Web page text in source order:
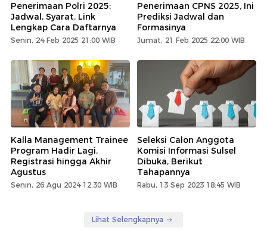
Penerimaan Polri 2025:
Jadwal, Syarat, Link
Lengkap Cara Daftarnya
Senin, 24 Feb 2025 21:00 WIB
Penerimaan CPNS 2025, Ini
Prediksi Jadwal dan
Formasinya
Jumat, 21 Feb 2025 22:00 WIB
Kalla Management Trainee
Program Hadir Lagi,
Registrasi hingga Akhir
Agustus
Senin, 26 Agu 2024 12:30 WIB
Seleksi Calon Anggota
Komisi Informasi Sulsel
Dibuka, Berikut
Tahapannya
Rabu, 13 Sep 2023 18:45 WIB
Lihat Selengkapnya